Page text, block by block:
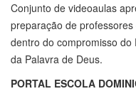
Conjunto de videoaulas
preparação de
dentro do compromisso do
da Palavra de Deus.
PORTAL ESCOLA